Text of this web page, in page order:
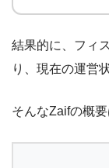
結果的に、フィ
り、現在の運営
そんなZaifの概要